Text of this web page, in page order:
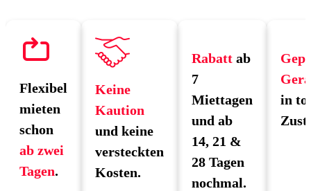
Flexibel
mieten
schon
ab zwei
Tagen.
Keine
Kaution
und keine
versteckten
Kosten.
Rabatt ab
7
Miettagen
und ab
14, 21 &
28 Tagen
nochmal.
in